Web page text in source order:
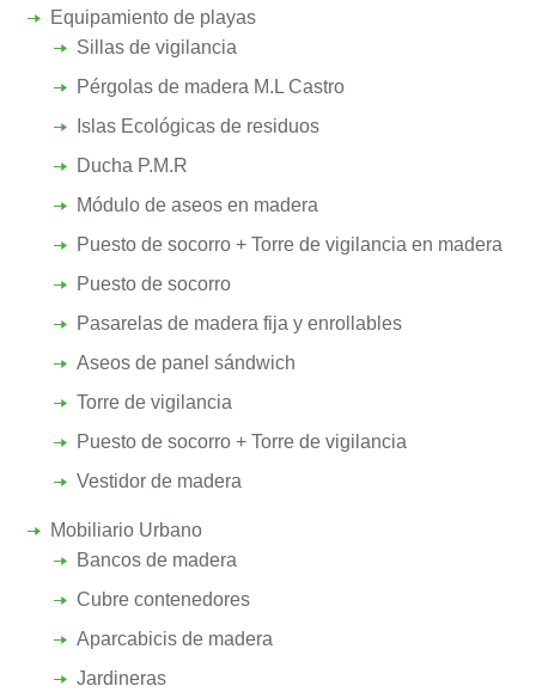
Equipamiento de playas
Sillas de vigilancia
Pérgolas de madera M.L Castro
Islas Ecológicas de residuos
Ducha P.M.R
Módulo de aseos en madera
Puesto de socorro + Torre de vigilancia en madera
Puesto de socorro
Pasarelas de madera fija y enrollables
Aseos de panel sándwich
Torre de vigilancia
Puesto de socorro + Torre de vigilancia
Vestidor de madera
Mobiliario Urbano
Bancos de madera
Cubre contenedores
Aparcabicis de madera
Jardineras